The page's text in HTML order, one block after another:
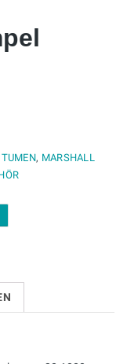
, MARSHALL